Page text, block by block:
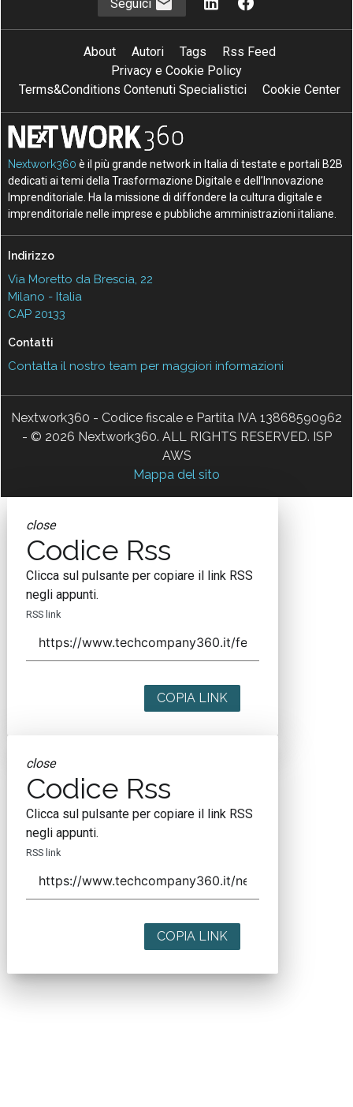
Seguici
About Autori Tags
Rss Feed
Privacy e Cookie Policy
Terms&Conditions Contenuti Specialistici
Cookie Center
Nextwork360 è il più grande network in Italia di testate e portali B2B
dedicati ai temi della Trasformazione Digitale e dell’Innovazione
Imprenditoriale. Ha la missione di diffondere la cultura digitale e
imprenditoriale nelle imprese e pubbliche amministrazioni italiane.
Indirizzo
Via Moretto da Brescia, 22
Milano - Italia
CAP 20133
Contatti
Contatta il nostro team per maggiori informazioni
Nextwork360 - Codice fiscale e Partita IVA 13868590962
- © 2026 Nextwork360. ALL RIGHTS RESERVED. ISP
AWS
Mappa del sito
close
Codice Rss
Clicca sul pulsante per copiare il link RSS
negli appunti.
RSS link
COPIA LINK
close
Codice Rss
Clicca sul pulsante per copiare il link RSS
negli appunti.
RSS link
COPIA LINK